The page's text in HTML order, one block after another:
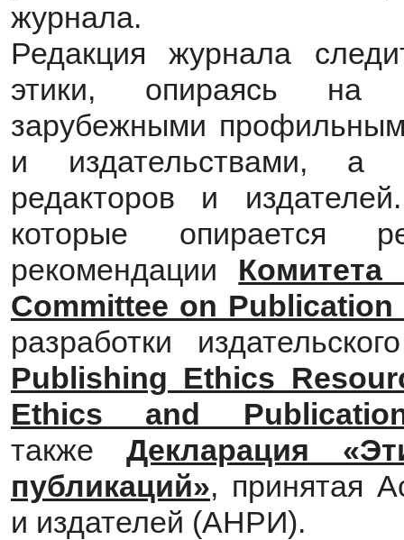
журнала.
Редакция журнала
этики, опираясь на
зарубежными
и издательствами, а
редакторов и
которые опирается
рекомендации
Committee on Publication
разработки
Publishing Ethics
Ethics and
такжеДекларация
публикаций», принятая
и издателей (АНРИ).